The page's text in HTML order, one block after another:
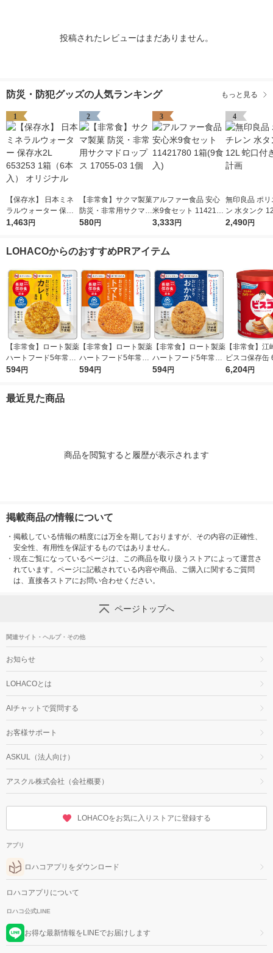
投稿されたレビューはまだありません。
防災・防犯グッズの人気ランキング もっと見る
1
【保存水】 日本ミネ
ラルウォーター 保存
水2L 653253 1箱（6
1,463円
2
【非常食】サクマ製菓
防災・非常用サクマド
ロップス 17055-03 1
580円
3
アルファー食品 安心
米9食セット 1142178
0 1箱(9食入)
3,333円
4
無印良品 ポリ
ン 水タンク
付き 良品計画
2,490円
LOHACOからのおすすめPRアイテム
【非常食】ロート製薬
ハートフード5年常温
保存 おにぎり カレー
594円
【非常食】ロート製薬
ハートフード5年常温
保存おにぎり トマト
594円
【非常食】ロート製薬
ハートフード5年常温
保存おにぎり おかか
594円
【非常食】江
ビスコ保存缶
2 1セット(1
6,204円
最近見た商品
商品を閲覧すると履歴が表示されます
掲載商品の情報について
・ 掲載している情報の精度には万全を期しておりますが、その内容の正確性、
安全性、有用性を保証するものではありません。
・ 現在ご覧になっているページは、この商品を取り扱うストアによって運営さ
れています。ページに記載されている内容や商品、ご購入に関するご質問
は、直接各ストアにお問い合わせください。
ページトップへ
関連サイト・ヘルプ・その他
お知らせ
LOHACOとは
AIチャットで質問する
お客様サポート
ASKUL（法人向け）
アスクル株式会社（会社概要）
LOHACOをお気に入りストアに登録する
アプリ
ロハコアプリをダウンロード
ロハコアプリについて
ロハコ公式LINE
お得な最新情報をLINEでお届けします